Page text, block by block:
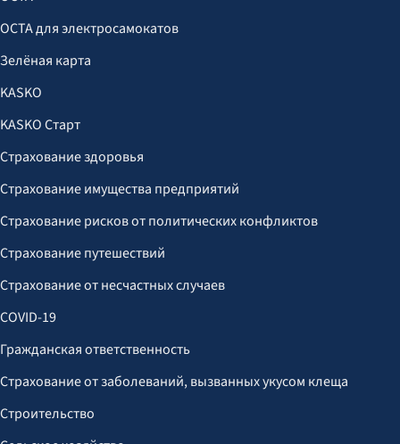
OCTA для электросамокатов
Зелёная карта
KASKO
KASKO Старт
Страхование здоровья
Страхование имущества предприятий
Страхование рисков от политических конфликтов
Страхование путешествий
Страхование от несчастных случаев
COVID-19
Гражданская ответственность
Страхование от заболеваний, вызванных укусом клеща
Строительство